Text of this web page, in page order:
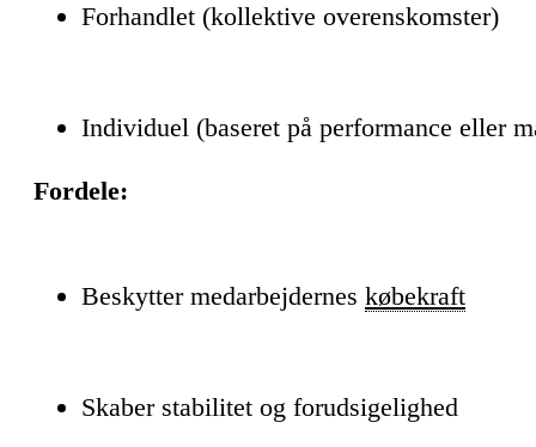
Forhandlet (kollektive overenskomster)
Individuel (baseret på performance eller
Fordele:
Beskytter medarbejdernes købekraft
Skaber stabilitet og forudsigelighed